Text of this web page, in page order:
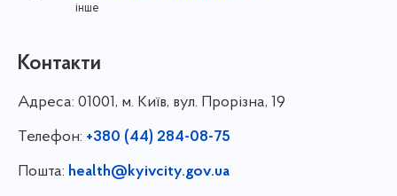
інше
Контакти
Адреса: 01001, м. Київ, вул. Прорізна, 19
Телефон: +380 (44) 284-08-75
Пошта: health@kyivcity.gov.ua